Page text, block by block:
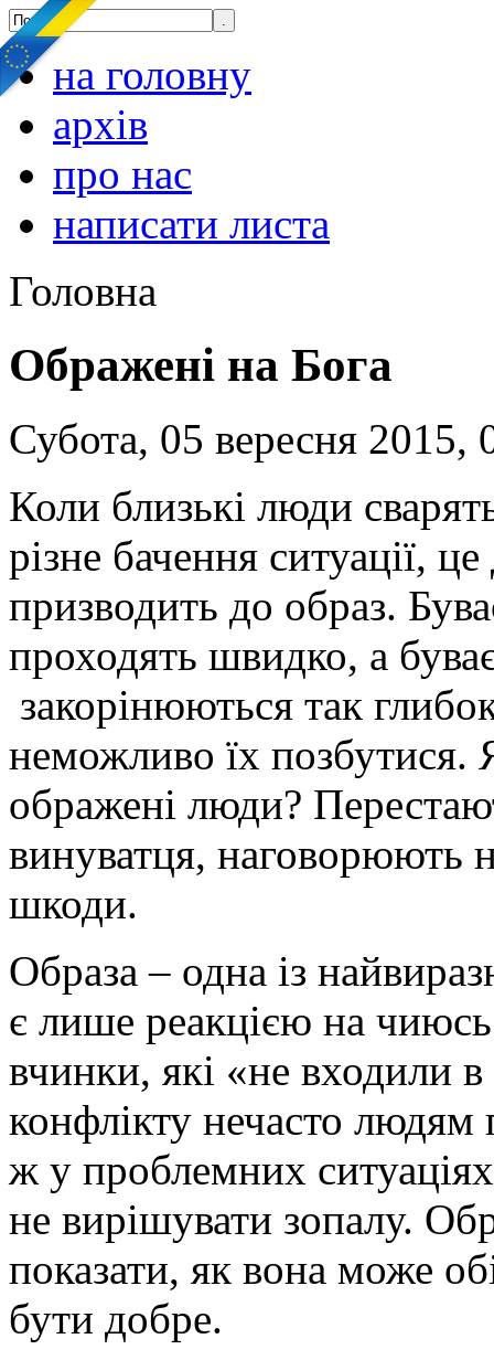
на головну
архів
про нас
написати листа
Головна
Ображені на Бога
Субота, 05 вересня 2015,
Коли близькі люди
різне бачення ситуації,
призводить до образ.
проходять швидко, а
закорінюються так
неможливо їх
ображені люди?
винуватця, наговорюють
шкоди.
Образа – одна із
є лише реакцією на
вчинки, які «не входили
конфлікту нечасто людям
ж у проблемних
не вирішувати зопалу.
показати, як вона може
бути добре.